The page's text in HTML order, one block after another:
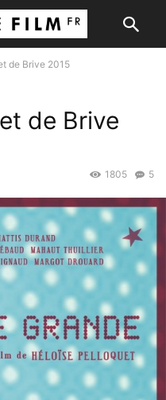
de Brive 2015
de Brive
5
1805